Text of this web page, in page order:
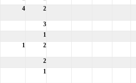
4 2
3
1
1 2
2
1